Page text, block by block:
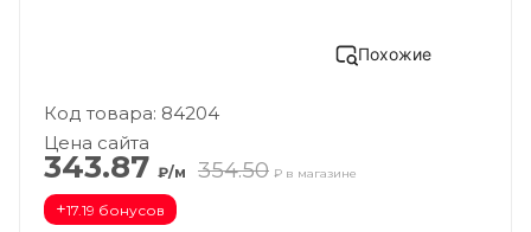
Похожие
Код товара: 84204
Цена сайта
343.87 ₽/м 354.50 ₽ в магазине
+17.19 бонусов